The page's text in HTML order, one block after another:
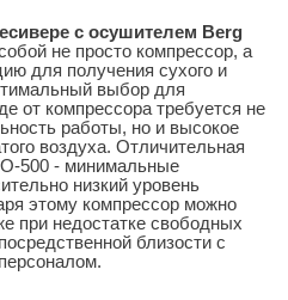
с осушителем Berg
не просто компрессор, а
для получения сухого и
выбор для
от компрессора требуется не
работы, но и высокое
воздуха. Отличительная
500 - минимальные
низкий уровень
этому компрессор можно
при недостатке свободных
близости с